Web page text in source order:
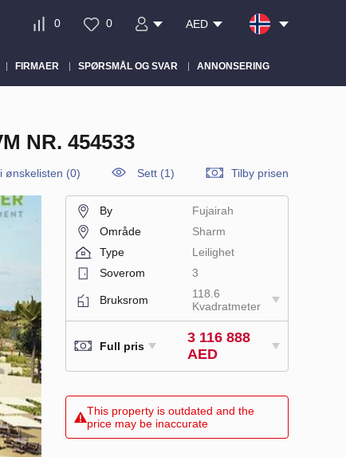
0 0 AED
FIRMAER SPØRSMÅL OG SVAR ANNONSERING
NR. 454533
ønskelisten (0) Sett (1) Tilby prisen
By
Fujairah
Område
Sharm
Type
Leilighet
Soverom
3
Bruksrom
118.6
Kvadratmeter
Full pris
3 116 888
AED
This property is outdated and the
price may be inaccurate